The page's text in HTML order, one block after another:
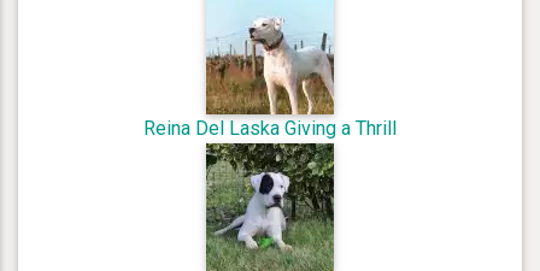
Reina Del Laska Giving a Thrill